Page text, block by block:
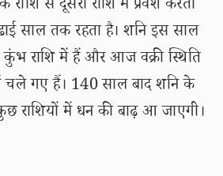
से दूसरी राशि में प्रवेश करता
साल तक रहता है। शनि इस साल
राशि में हैं और आज वक्री स्थिति
चले गए हैं। 140 साल बाद शनि के
राशियों में धन की बाढ़ आ जाएगी।